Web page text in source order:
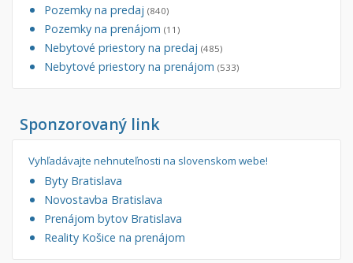
Pozemky na predaj (840)
Pozemky na prenájom (11)
Nebytové priestory na predaj (485)
Nebytové priestory na prenájom (533)
Sponzorovaný link
Vyhľadávajte nehnuteľnosti na slovenskom webe!
Byty Bratislava
Novostavba Bratislava
Prenájom bytov Bratislava
Reality Košice na prenájom